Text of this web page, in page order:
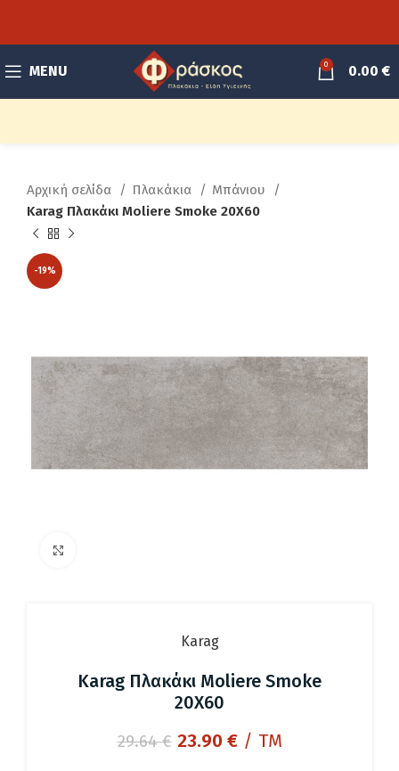
MENU 0 0.00€
Αρχική σελίδα Πλακάκια
Μπάνιου
Karag Πλακάκι Moliere Smoke 20X60
-19%
Karag
Karag Πλακάκι Moliere Smoke
20X60
29.64€ Original
23.90 €Η
/ TM